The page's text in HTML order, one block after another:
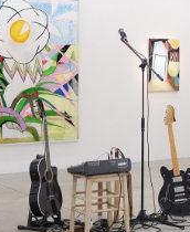
un tableau.
on peut se
de regarder un
par
processus à même
artiste française
par collage, par
à de grands